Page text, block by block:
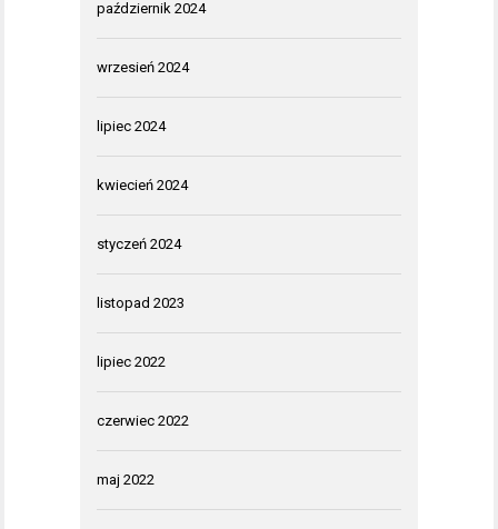
październik 2024
wrzesień 2024
lipiec 2024
kwiecień 2024
styczeń 2024
listopad 2023
lipiec 2022
czerwiec 2022
maj 2022